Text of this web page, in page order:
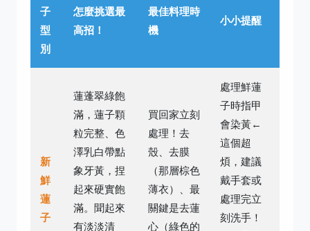
子
型
別
怎麼挑選最
高招！
最佳料理時
機
小小提醒
新
鮮
蓮
子
蓮蓬翠綠飽
滿，蓮子顆
粒完整、色
澤乳白帶點
象牙黃，捏
起來硬實飽
滿。聞起來
有淡淡清
買回家立刻
處理！去
殼、去膜
（那層棕色
薄衣）、最
關鍵是去蓮
心（綠色的
處理鮮蓮
子時指甲
會染黃←
這個超
煩，建議
戴手套或
處理完立
刻洗手！